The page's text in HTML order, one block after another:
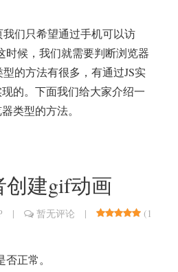
们只希望通过手机可以访
时候，我们就需要判断浏览器
的方法有很多，有通过JS实
的。下面我们给大家介绍一
类型的方法。
创建gif动画
| 暂无评论 | (1
正常。